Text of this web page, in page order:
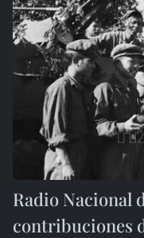
Radio Nacional
contribuciones